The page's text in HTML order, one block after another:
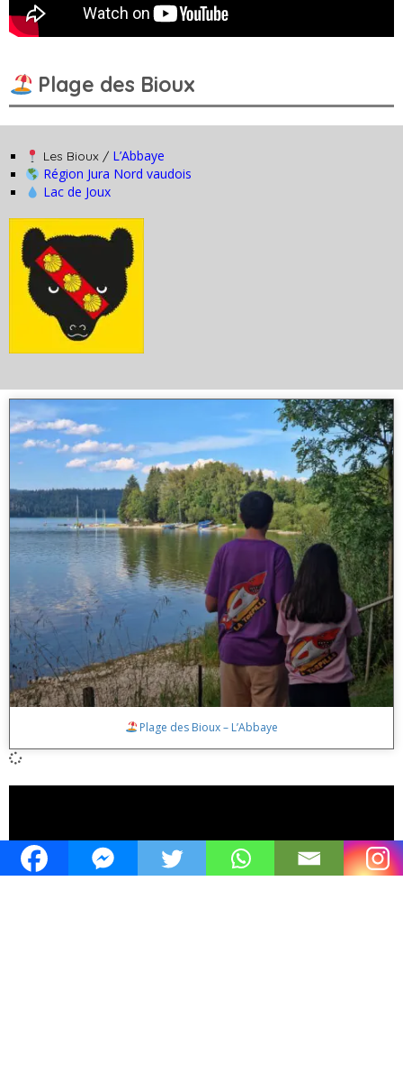
Plage des Bioux
Les Bioux / L’Abbaye
Région Jura Nord vaudois
Lac de Joux
Plage des Bioux – L’Abbaye